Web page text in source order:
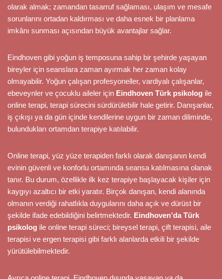
olarak almak; zamandan tasarruf sağlaması, ulaşım ve mesafe
sorunlarını ortadan kaldırması ve daha esnek bir planlama
imkânı sunması açısından büyük avantajlar sağlar.
Eindhoven gibi yoğun iş temposuna sahip bir şehirde yaşayan
bireyler için seanslara zaman ayırmak her zaman kolay
olmayabilir. Yoğun çalışan profesyoneller, vardiyalı çalışanlar,
ebeveynler ve çocuklu aileler için Eindhoven Türk psikolog ile
online terapi, terapi sürecini sürdürülebilir hale getirir. Danışanlar,
iş çıkışı ya da gün içinde kendilerine uygun bir zaman diliminde,
bulundukları ortamdan terapiye katılabilir.
Online terapi, yüz yüze terapiden farklı olarak danışanın kendi
evinin güvenli ve konforlu ortamında seansa katılmasına olanak
tanır. Bu durum, özellikle ilk kez terapiye başlayacak kişiler için
kaygıyı azaltıcı bir etki yaratır. Birçok danışan, kendi alanında
olmanın verdiği rahatlıkla duygularını daha açık ve dürüst bir
şekilde ifade edebildiğini belirtmektedir. Eindhoven’da Türk
psikolog ile online terapi süreci; bireysel terapi, çift terapisi, aile
terapisi ve ergen terapisi gibi farklı alanlarda etkili bir şekilde
yürütülebilmektedir.